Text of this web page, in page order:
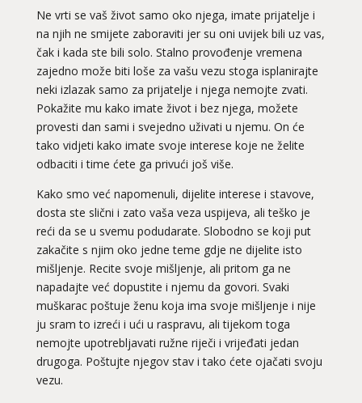
Ne vrti se vaš život samo oko njega, imate prijatelje i
na njih ne smijete zaboraviti jer su oni uvijek bili uz vas,
čak i kada ste bili solo. Stalno provođenje vremena
zajedno može biti loše za vašu vezu stoga isplanirajte
neki izlazak samo za prijatelje i njega nemojte zvati.
Pokažite mu kako imate život i bez njega, možete
provesti dan sami i svejedno uživati u njemu. On će
tako vidjeti kako imate svoje interese koje ne želite
odbaciti i time ćete ga privući još više.
Kako smo već napomenuli, dijelite interese i stavove,
dosta ste slični i zato vaša veza uspijeva, ali teško je
reći da se u svemu podudarate. Slobodno se koji put
zakačite s njim oko jedne teme gdje ne dijelite isto
mišljenje. Recite svoje mišljenje, ali pritom ga ne
napadajte već dopustite i njemu da govori. Svaki
muškarac poštuje ženu koja ima svoje mišljenje i nije
ju sram to izreći i ući u raspravu, ali tijekom toga
nemojte upotrebljavati ružne riječi i vrijeđati jedan
drugoga. Poštujte njegov stav i tako ćete ojačati svoju
vezu.